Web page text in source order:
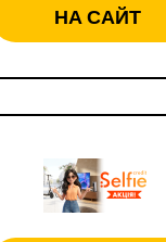
НА САЙТ